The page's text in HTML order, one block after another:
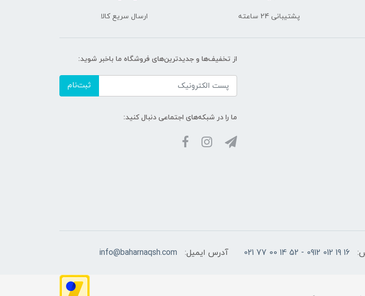
پشتیبانی 24 ساعته ارسال سریع کالا
از تخفیف‌ها و جدیدترین‌های فروشگاه ما باخبر شوید:
ثبت‌نام
ما را در شبکه‌های اجتماعی دنبال کنید:
16 19 012 0912 - 52 14 00 77 021 آدرس ایمیل: info@baharnaqsh.com